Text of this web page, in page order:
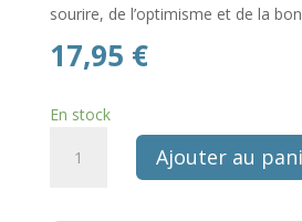
sourire, de l’optimisme et de la
17,95 €
En stock
Ajouter au